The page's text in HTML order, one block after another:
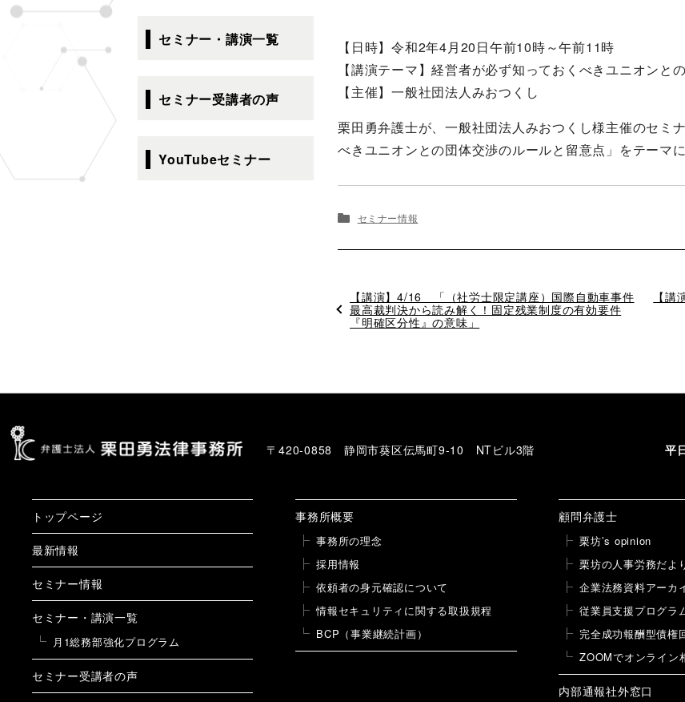
【日時】令和2年4月20日午前10時～午前11時
【講演テーマ】経営者が必ず知っておくべきユニオンと
【主催】一般社団法人みおつくし
栗田勇弁護士が、一般社団法人みおつくし様主催のセミ
べきユニオンとの団体交渉のルールと留意点」をテーマに
セミナー情報
シ
ョ
ン
過
去
の
【講演】4/16 「（社労士限定講座）国際自動車事件
最高裁判決から読み解く！固定残業制度の有効要件
『明確区分性』の意味」
次【
セミナー・講演一覧
セミナー受講者の声
YouTubeセミナー
〒420-0858 静岡市葵区伝馬町9-10 NTビル3階 平
トップページ
最新情報
セミナー情報
セミナー・講演一覧
月1総務部強化プログラム
セミナー受講者の声
事務所概要
事務所の理念
採用情報
依頼者の身元確認について
情報セキュリティに関する取扱規程
BCP（事業継続計画）
顧問弁護士
栗坊’s opinion
栗坊の人事労務だよ
企業法務資料アーカ
従業員支援プログラ
完全成功報酬型債権
ZOOMでオンライン
内部通報社外窓口